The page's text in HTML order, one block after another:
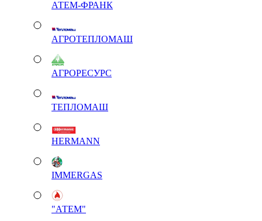
АТЕМ-ФРАНК
АГРОТЕПЛОМАШ
АГРОРЕСУРС
ТЕПЛОМАШ
HERMANN
IMMERGAS
"АТЕМ"